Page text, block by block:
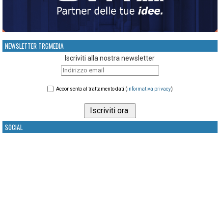
NEWSLETTER TRGMEDIA
Iscriviti alla nostra newsletter
Acconsento al trattamento dati (informativa privacy)
SOCIAL